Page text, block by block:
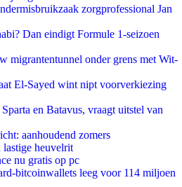
zorgprofessional Jan
Dan eindigt Formule 1-seizoen
migrantentunnel onder grens met Wit-
El-Sayed wint nipt voorverkiezing
en Batavus, vraagt uitstel van
aanhoudend zomers
lastige heuvelrit
nu gratis op pc
bitcoinwallets leeg voor 114 miljoen